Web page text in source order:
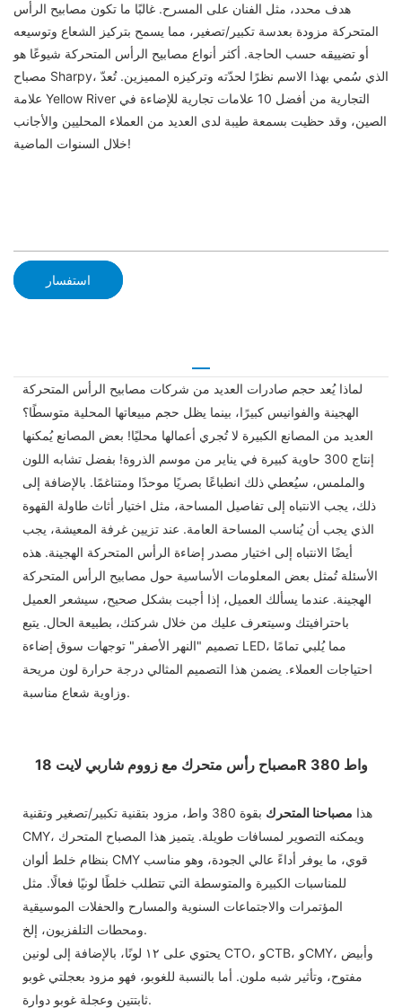
هدف محدد، مثل الفنان على المسرح. غالبًا ما تكون مصابيح الرأس
المتحركة مزودة بعدسة تكبير/تصغير، مما يسمح بتركيز الشعاع وتوسيعه
أو تضييقه حسب الحاجة. أكثر أنواع مصابيح الرأس المتحركة شيوعًا هو
مصباح Sharpy، الذي سُمي بهذا الاسم نظرًا لحدّته وتركيزه المميزين. تُعدّ
علامة Yellow River التجارية من أفضل 10 علامات تجارية للإضاءة في
الصين، وقد حظيت بسمعة طيبة لدى العديد من العملاء المحليين والأجانب
خلال السنوات الماضية!
استفسار
لماذا يُعد حجم صادرات العديد من شركات مصابيح الرأس المتحركة
الهجينة والفوانيس كبيرًا، بينما يظل حجم مبيعاتها المحلية متوسطًا؟
العديد من المصانع الكبيرة لا تُجري أعمالها محليًا! بعض المصانع يُمكنها
إنتاج 300 حاوية كبيرة في يناير من موسم الذروة! بفضل تشابه اللون
والملمس، سيُعطي ذلك انطباعًا بصريًا موحدًا ومتناغمًا. بالإضافة إلى
ذلك، يجب الانتباه إلى تفاصيل المساحة، مثل اختيار أثاث طاولة القهوة
الذي يجب أن يُناسب المساحة العامة. عند تزيين غرفة المعيشة، يجب
أيضًا الانتباه إلى اختيار مصدر إضاءة الرأس المتحركة الهجينة. هذه
الأسئلة تُمثل بعض المعلومات الأساسية حول مصابيح الرأس المتحركة
الهجينة. عندما يسألك العميل، إذا أجبت بشكل صحيح، سيشعر العميل
باحترافيتك وسيتعرف عليك من خلال شركتك، بطبيعة الحال. يتبع
تصميم "النهر الأصفر" توجهات سوق إضاءة LED، مما يُلبي تمامًا
احتياجات العملاء. يضمن هذا التصميم المثالي درجة حرارة لون مريحة
وزاوية شعاع مناسبة.
مصباح رأس متحرك مع زووم شاربي لايت 18R 380 واط
هذا مصباحنا المتحرك
بقوة 380 واط، مزود بتقنية تكبير/تصغير وتقنية
CMY، ويمكنه التصوير لمسافات طويلة. يتميز هذا المصباح المتحرك
بنظام خلط ألوان CMY قوي، ما يوفر أداءً عالي الجودة، وهو مناسب
للمناسبات الكبيرة والمتوسطة التي تتطلب خلطًا لونيًا فعالًا. مثل
المؤتمرات والاجتماعات السنوية والمسارح والحفلات الموسيقية
ومحطات التلفزيون، إلخ.
يحتوي على ١٢ لونًا، بالإضافة إلى لونين CTO، وCTB، وCMY، وأبيض
مفتوح، وتأثير شبه ملون. أما بالنسبة للغوبو، فهو مزود بعجلتي غوبو
ثابتتين وعجلة غوبو دوارة.